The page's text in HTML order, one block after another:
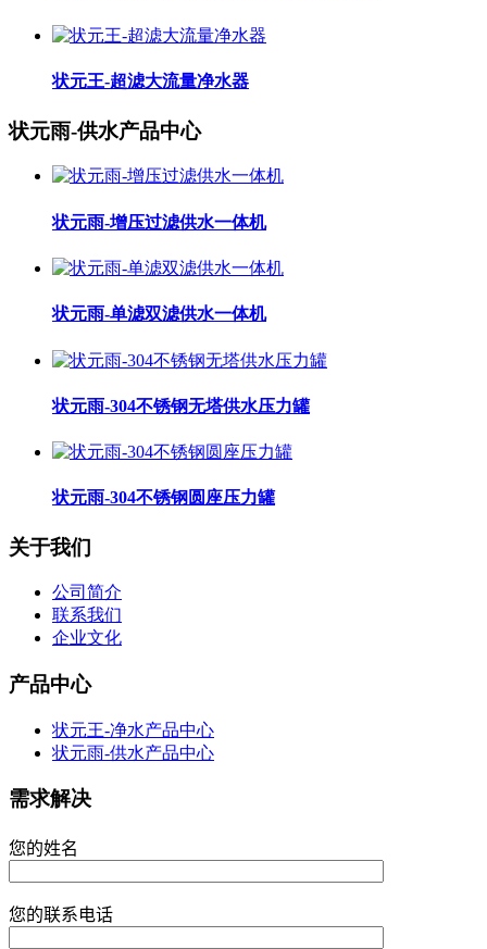
状元王-超滤大流量净水器
状元雨-供水产品中心
状元雨-增压过滤供水一体机
状元雨-单滤双滤供水一体机
状元雨-304不锈钢无塔供水压力罐
状元雨-304不锈钢圆座压力罐
关于我们
公司简介
联系我们
企业文化
产品中心
状元王-净水产品中心
状元雨-供水产品中心
需求解决
您的姓名
您的联系电话